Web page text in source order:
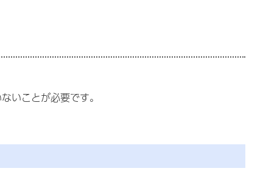
いことが必要です。